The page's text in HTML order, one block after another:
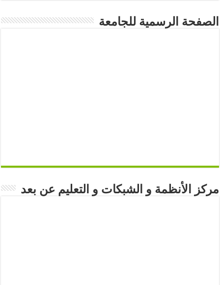
الصفحة الرسمية للجامعة
مركز الأنظمة و الشبكات و التعليم عن بعد